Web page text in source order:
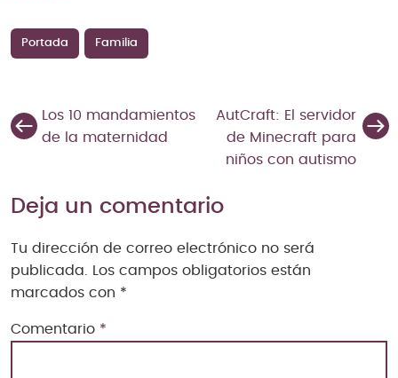
Portada Familia
Los 10 mandamientos
de la maternidad
AutCraft: El servidor
de Minecraft para
niños con autismo
Deja un comentario
Tu dirección de correo electrónico no será
publicada. Los campos obligatorios están
marcados con *
Comentario *